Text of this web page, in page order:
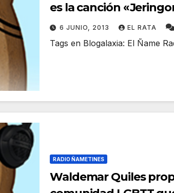
es la canción
6 JUNIO, 2013 EL RATA
Tags en Blogalaxia: El Ñame
RADIO ÑAMETINES
Waldemar Quiles